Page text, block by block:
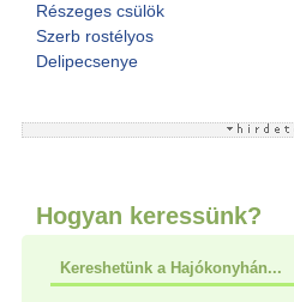
Részeges csülök
Szerb rostélyos
Delipecsenye
Hogyan keressünk?
Kereshetünk a Hajókonyhán...